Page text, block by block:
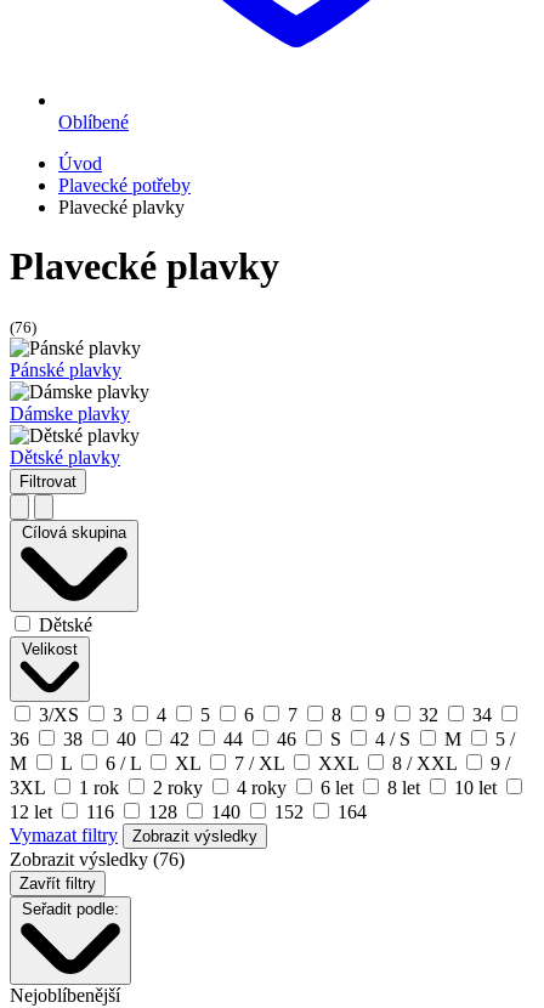
Oblíbené
Úvod
Plavecké potřeby
Plavecké plavky
Plavecké plavky
(76)
Pánské plavky
Dámske plavky
Dětské plavky
Filtrovat
Cílová skupina
Dětské
Velikost
3/XS 3 4 5 6 7 8 9 32
34
36
38 40 42 44 46 S 4 / S M
5 /
M
L 6 / L XL 7 / XL XXL 8 / XXL
9 /
3XL
1 rok 2 roky 4 roky 6 let 8 let
10 let
12 let
116 128 140 152
164
Vymazat filtry
Zobrazit výsledky (76)
Zavřít filtry
Seřadit podle:
Nejoblíbenější